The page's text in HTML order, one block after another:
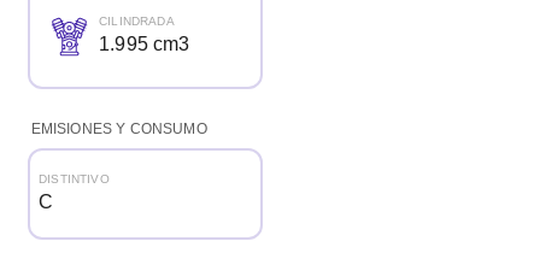
CILINDRADA
1.995 cm3
EMISIONES Y CONSUMO
DISTINTIVO
C